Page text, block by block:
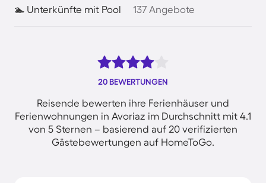
🏊 Unterkünfte mit Pool 137 Angebote
20 BEWERTUNGEN
Reisende bewerten ihre Ferienhäuser und
Ferienwohnungen in Avoriaz im Durchschnitt mit 4.1
von 5 Sternen – basierend auf 20 verifizierten
Gästebewertungen auf HomeToGo.